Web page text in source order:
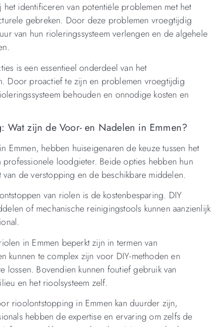
identificeren van potentiële problemen met het
gebreken. Door deze problemen vroegtijdig
van hun rioleringssysteem verlengen en de algehele
is een essentieel onderdeel van het
Door proactief te zijn en problemen vroegtijdig
behouden en onnodige kosten en
Wat zijn de Voor- en Nadelen in Emmen?
Emmen, hebben huiseigenaren de keuze tussen het
loodgieter. Beide opties hebben hun
de verstopping en de beschikbare middelen.
van riolen is de kostenbesparing. DIY
of mechanische reinigingstools kunnen aanzienlijk
in Emmen beperkt zijn in termen van
kunnen te complex zijn voor DIY-methoden en
lossen. Bovendien kunnen foutief gebruik van
en het rioolsysteem zelf.
rioolontstopping in Emmen kan duurder zijn,
hebben de expertise en ervaring om zelfs de